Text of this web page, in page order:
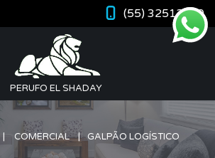
(55) 32512420
PERUFO EL SHADAY
COMERCIAL GALPÃO LOGÍSTICO